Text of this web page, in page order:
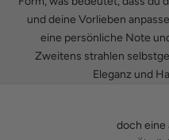
und deine Vorlieben
eine persönliche Note
Zweitens strahlen
Eleganz und
doch eine